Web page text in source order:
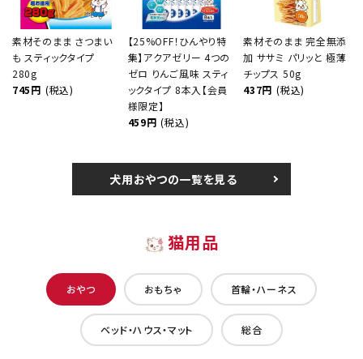
素材そのまま さつまい
も スティックタイプ
280g
745円 (税込)
【25%OFF！ひんやり特
集】アクアゼリー 4つの
ゼロ りんご風味 スティ
ックタイプ 8本入【会員
様限定】
459円 (税込)
素材そのまま 完全無添
加 ササミ パリッと 極薄
チップス 50g
437円 (税込)
犬用おやつの一覧を見る
猫用品
おやつ おもちゃ 首輪・ハーネス
ベッド・ハウス・マット 総合